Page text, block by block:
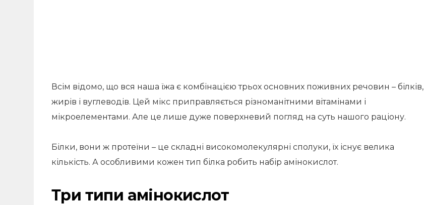
Всім відомо, що вся наша їжа є комбінацією трьох основних поживних речовин – білків,
жирів і вуглеводів. Цей мікс приправляється різноманітними вітамінами і
мікроелементами. Але це лише дуже поверхневий погляд на суть нашого раціону.
Білки, вони ж протеїни – це складні високомолекулярні сполуки, їх існує велика
кількість. А особливими кожен тип білка робить набір амінокислот.
Три типи амінокислот